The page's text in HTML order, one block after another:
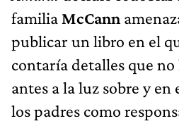
familia McCann
publicar un libro en el
contaría detalles que
antes a la luz sobre y en
los padres como